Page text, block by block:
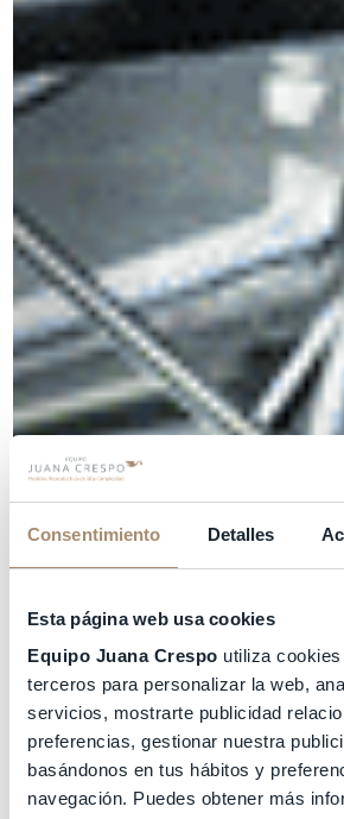
Consentimiento Detalles
Esta página web usa cookies
Equipo Juana Crespo utiliza
terceros para personalizar la web,
servicios, mostrarte publicidad
preferencias, gestionar nuestra
basándonos en tus hábitos y
navegación. Puedes obtener más